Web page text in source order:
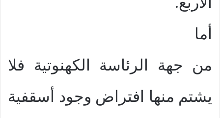
أما
من جهة الرئاسة الكهنوتية فلا
يشتم منها افتراض وجود أسقفية